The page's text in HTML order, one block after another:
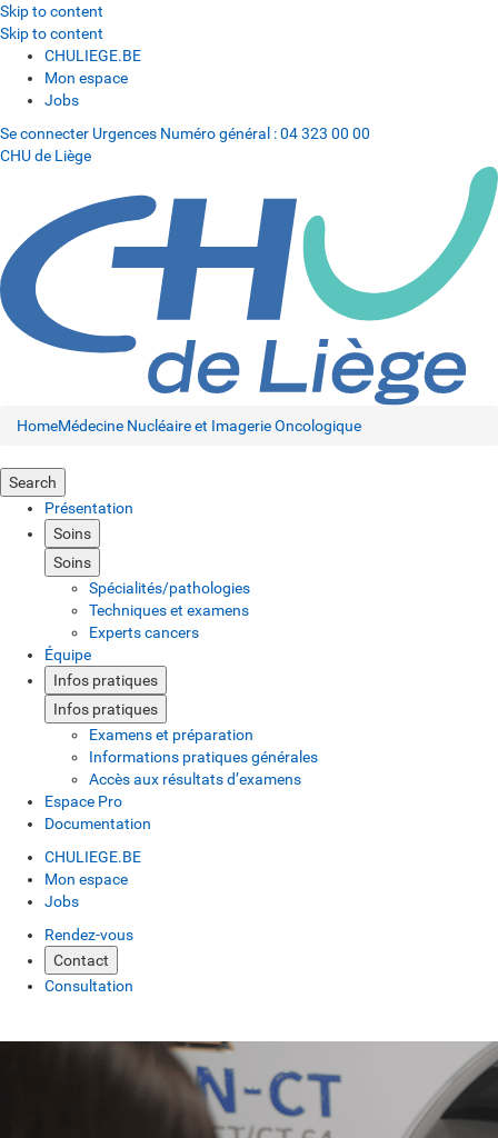
Skip to content
Skip to content
CHULIEGE.BE
Mon espace
Jobs
Se connecter Urgences Numéro général :04 323 00 00
CHU de Liège
HomeMédecine Nucléaire et Imagerie Oncologique
Search
Présentation
Soins
Soins
Spécialités/pathologies
Techniques et examens
Experts cancers
Équipe
Infos pratiques
Infos pratiques
Examens et préparation
Informations pratiques générales
Accès aux résultats d’examens
Espace Pro
Documentation
CHULIEGE.BE
Mon espace
Jobs
Rendez-vous
Contact
Consultation